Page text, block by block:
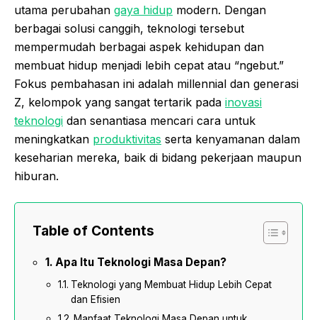
utama perubahan gaya hidup modern. Dengan
berbagai solusi canggih, teknologi tersebut
mempermudah berbagai aspek kehidupan dan
membuat hidup menjadi lebih cepat atau “ngebut.”
Fokus pembahasan ini adalah millennial dan generasi
Z, kelompok yang sangat tertarik pada inovasi
teknologi dan senantiasa mencari cara untuk
meningkatkan produktivitas serta kenyamanan dalam
keseharian mereka, baik di bidang pekerjaan maupun
hiburan.
Table of Contents
Apa Itu Teknologi Masa Depan?
Teknologi yang Membuat Hidup Lebih Cepat
dan Efisien